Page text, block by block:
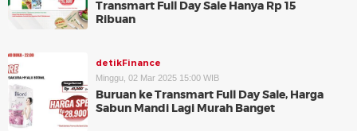
Transmart Full Day Sale Hanya Rp 15
Ribuan
detikFinance
Minggu, 02 Mar 2025 15:00 WIB
Buruan ke Transmart Full Day Sale, Harga
Sabun Mandi Lagi Murah Banget